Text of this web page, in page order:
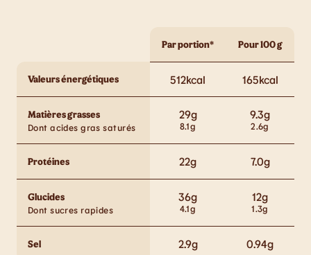
Par portion* Pour 100 g
Valeurs énergétiques 512kcal 165kcal
Matières grasses 29g 9.3g
Dont acides gras saturés 8.1g 2.6g
Protéines 22g 7.0g
Glucides 36g 12g
Dont sucres rapides 4.1g 1.3g
Sel 2.9g 0.94g